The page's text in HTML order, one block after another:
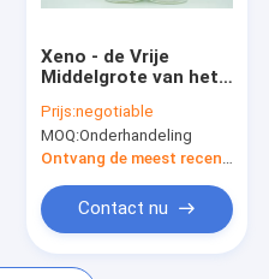
Albumine
Xeno - de Vrije
Middelgrote van het
17KD van de
Ingrediënten bFGF
Component
Prijs:negotiable
MOQ:Onderhandeling
Ontvang de meest recente Prijs
Contact nu